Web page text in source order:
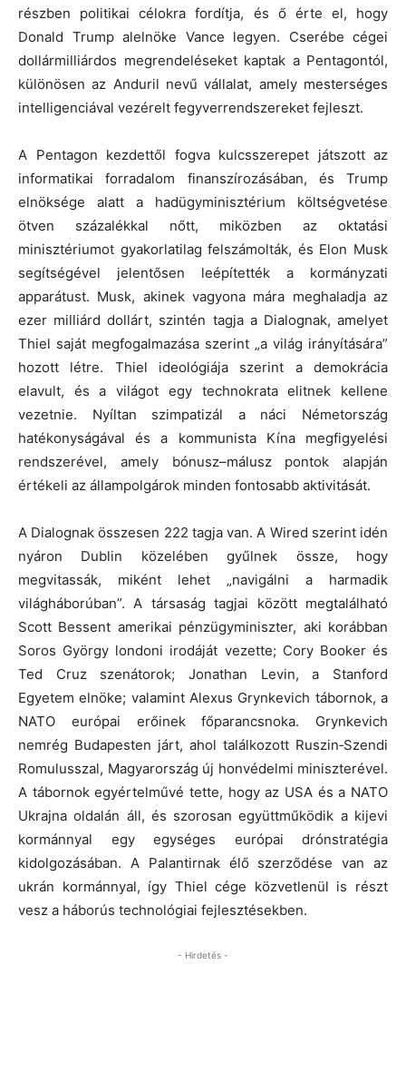
részben politikai célokra fordítja, és ő érte el, hogy
Donald Trump alelnöke Vance legyen. Cserébe cégei
dollármilliárdos megrendeléseket kaptak a Pentagontól,
különösen az Anduril nevű vállalat, amely mesterséges
intelligenciával vezérelt fegyverrendszereket fejleszt.
A Pentagon kezdettől fogva kulcsszerepet játszott az
informatikai forradalom finanszírozásában, és Trump
elnöksége alatt a hadügyminisztérium költségvetése
ötven százalékkal nőtt, miközben az oktatási
minisztériumot gyakorlatilag felszámolták, és Elon Musk
segítségével jelentősen leépítették a kormányzati
apparátust. Musk, akinek vagyona mára meghaladja az
ezer milliárd dollárt, szintén tagja a Dialognak, amelyet
Thiel saját megfogalmazása szerint „a világ irányítására”
hozott létre. Thiel ideológiája szerint a demokrácia
elavult, és a világot egy technokrata elitnek kellene
vezetnie. Nyíltan szimpatizál a náci Németország
hatékonyságával és a kommunista Kína megfigyelési
rendszerével, amely bónusz–málusz pontok alapján
értékeli az állampolgárok minden fontosabb aktivitását.
A Dialognak összesen 222 tagja van. A Wired szerint idén
nyáron Dublin közelében gyűlnek össze, hogy
megvitassák, miként lehet „navigálni a harmadik
világháborúban”. A társaság tagjai között megtalálható
Scott Bessent amerikai pénzügyminiszter, aki korábban
Soros György londoni irodáját vezette; Cory Booker és
Ted Cruz szenátorok; Jonathan Levin, a Stanford
Egyetem elnöke; valamint Alexus Grynkevich tábornok, a
NATO európai erőinek főparancsnoka. Grynkevich
nemrég Budapesten járt, ahol találkozott Ruszin‑Szendi
Romulusszal, Magyarország új honvédelmi miniszterével.
A tábornok egyértelművé tette, hogy az USA és a NATO
Ukrajna oldalán áll, és szorosan együttműködik a kijevi
kormánnyal egy egységes európai drónstratégia
kidolgozásában. A Palantirnak élő szerződése van az
ukrán kormánnyal, így Thiel cége közvetlenül is részt
vesz a háborús technológiai fejlesztésekben.
- Hirdetés -